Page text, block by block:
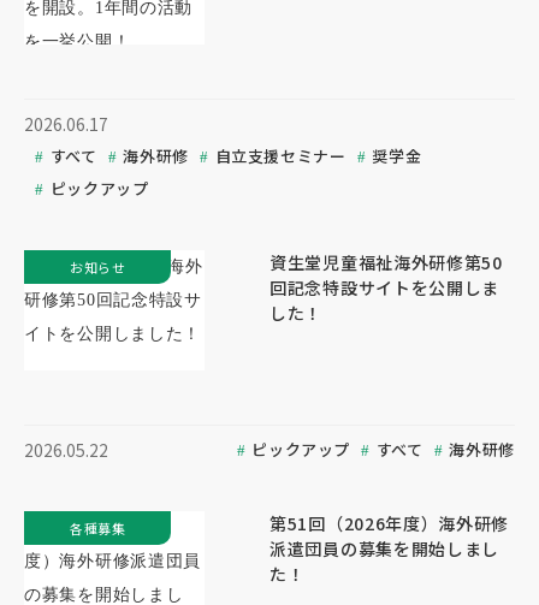
2026.06.17
すべて 海外研修 自立支援セミナー
奨学金
ピックアップ
資生堂児童福祉海外研修第50
回記念特設サイトを公開しま
した！
2026.05.22 ピックアップ すべて 海外研修
お知らせ
第51回（2026年度）海外研修
派遣団員の募集を開始しまし
た！
各種募集